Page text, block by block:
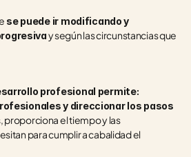
se puede ir modificando y
y según las circunstancias que
profesional permite:
y direccionar los pasos
proporciona el tiempo y las
para cumplir a cabalidad el